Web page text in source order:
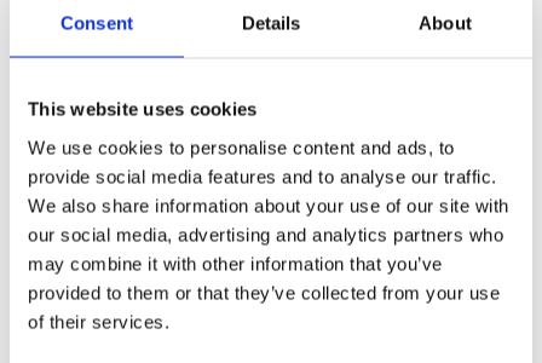
Consent Details About
This website uses cookies
We use cookies to personalise content and ads, to
provide social media features and to analyse our traffic.
We also share information about your use of our site with
our social media, advertising and analytics partners who
may combine it with other information that you’ve
provided to them or that they’ve collected from your use
of their services.
die bisherige Betriebssicherheitsverordnung in eine
Arbeitsmittelbenutzungsverordnung und eine
aufzuteilen. Damit sollen die Anforderungen für beide
Bereiche klarer voneinander abgegrenzt und
verständlicher geregelt werden. Was auf den ersten Blick
nach zusätzlicher Regulierung aussieht, bewirkt in der
Praxis genau das Gegenteil: Eine eigene Verordnung für
überwachungsbedürftige Anlagen würde die Vorschriften